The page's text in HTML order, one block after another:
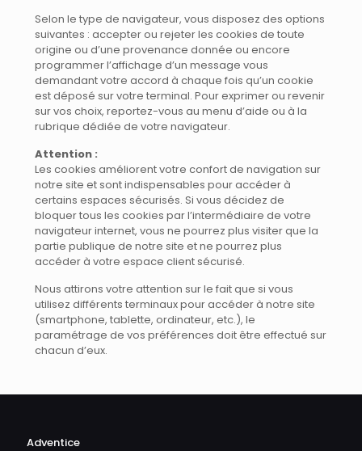
Selon le type de navigateur, vous disposez des options
suivantes : accepter ou rejeter les cookies de toute
origine ou d’une provenance donnée ou encore
programmer l’affichage d’un message vous
demandant votre accord à chaque fois qu’un cookie
est déposé sur votre terminal. Pour exprimer ou revenir
sur vos choix, reportez-vous au menu d’aide ou à la
rubrique dédiée de votre navigateur.
Attention :
Les cookies améliorent votre confort de navigation sur
notre site et sont indispensables pour accéder à
certains espaces sécurisés. Si vous décidez de
bloquer tous les cookies par l’intermédiaire de votre
navigateur internet, vous ne pourrez plus visiter que la
partie publique de notre site et ne pourrez plus
accéder à votre espace client sécurisé.
Nous attirons votre attention sur le fait que si vous
utilisez différents terminaux pour accéder à notre site
(smartphone, tablette, ordinateur, etc.), le
paramétrage de vos préférences doit être effectué sur
chacun d’eux.
Adventice